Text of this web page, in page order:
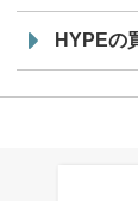
HYPEの